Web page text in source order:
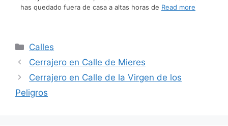
has quedado fuera de casa a altas horas de Read more
Calles
Cerrajero en Calle de Mieres
Cerrajero en Calle de la Virgen de los
Peligros